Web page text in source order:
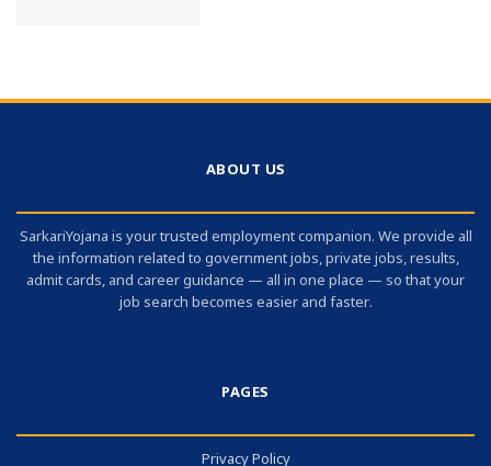
ABOUT US
SarkariYojana is your trusted employment companion. We provide all
the information related to government jobs, private jobs, results,
admit cards, and career guidance — all in one place — so that your
job search becomes easier and faster.
PAGES
Privacy Policy